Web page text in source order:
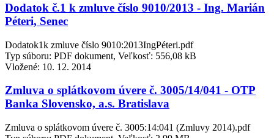
Dodatok č.1 k zmluve číslo 9010/2013 - Ing. Marián
Péteri, Senec
Dodatok1k zmluve číslo 9010:2013IngPéteri.pdf
Typ súboru: PDF dokument, Veľkosť: 556,08 kB
Vložené: 10. 12. 2014
Zmluva o splátkovom úvere č. 3005/14/041 - OTP
Banka Slovensko, a.s. Bratislava
Zmluva o splátkovom úvere č. 3005:14:041 (Zmluvy 2014).pdf